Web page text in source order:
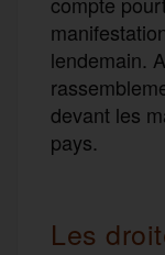
lendemain.
devant les
pays.
Les